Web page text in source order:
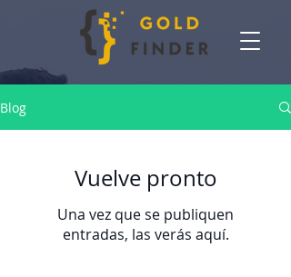
Blog
Vuelve pronto
Una vez que se publiquen
entradas, las verás aquí.